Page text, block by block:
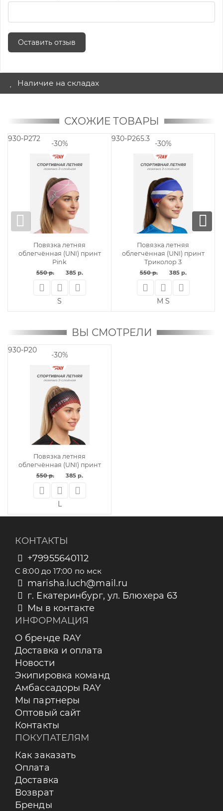
Оставить отзыв
Наличие на складах
СХОЖИЕ ТОВАРЫ
930-P272
-30%
Повязка летняя
облегчённая (UNI) принт
Pink
550 р. 385 р.
S
930-P265.3
-30%
Повязка летняя
облегчённая (UNI) принт
Триколор 3
550 р. 385 р.
M S
ВЫ СМОТРЕЛИ
930-P20
-30%
Повязка летняя
облегчённая (UNI) принт
550 р. 385 р.
L
КОНТАКТЫ
+79955640112
С 8:00 до 17:00 по мск
marisha.luch@mail.ru
г. Екатеринбург, ул. Блюхера 63
Мы в контакте
ИНФОРМАЦИЯ
О бренде RAY
Доставка и оплата
Новости
Экипировка команд
Амбассадоры RAY
Мы партнеры
Оптовый сайт
Контакты
ПОКУПАТЕЛЯМ
Как заказать
Оплата
Доставка
Возврат
Бренды